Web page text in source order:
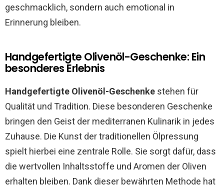
geschmacklich, sondern auch emotional in
Erinnerung bleiben.
Handgefertigte Olivenöl-Geschenke: Ein
besonderes Erlebnis
Handgefertigte Olivenöl-Geschenke stehen für
Qualität und Tradition. Diese besonderen Geschenke
bringen den Geist der mediterranen Kulinarik in jedes
Zuhause. Die Kunst der traditionellen Ölpressung
spielt hierbei eine zentrale Rolle. Sie sorgt dafür, dass
die wertvollen Inhaltsstoffe und Aromen der Oliven
erhalten bleiben. Dank dieser bewährten Methode hat